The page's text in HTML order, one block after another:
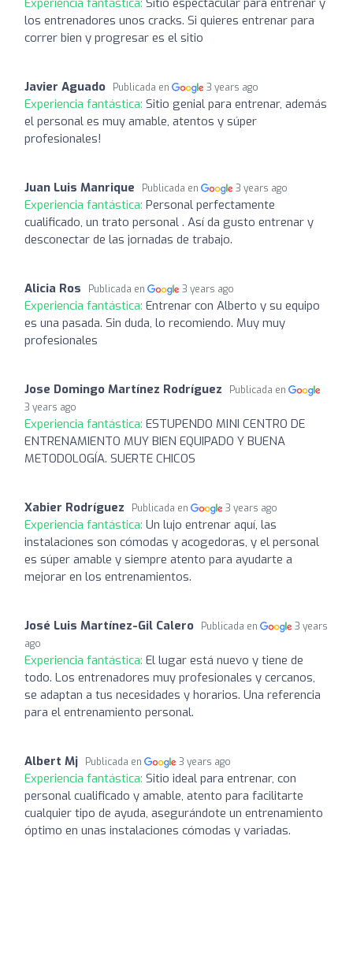
los entrenadores unos cracks. Si quieres entrenar para
correr bien y progresar es el sitio
Javier Aguado Publicada en 3 years ago
Experiencia fantástica: Sitio genial para entrenar, además
el personal es muy amable, atentos y súper
profesionales!
Juan Luis Manrique Publicada en 3 years ago
Experiencia fantástica: Personal perfectamente
cualificado, un trato personal . Así da gusto entrenar y
desconectar de las jornadas de trabajo.
Alicia Ros Publicada en 3 years ago
Experiencia fantástica: Entrenar con Alberto y su equipo
es una pasada. Sin duda, lo recomiendo. Muy muy
profesionales
Jose Domingo Martínez Rodríguez
Publicada en
3 years ago
Experiencia fantástica: ESTUPENDO MINI CENTRO DE
ENTRENAMIENTO MUY BIEN EQUIPADO Y BUENA
METODOLOGÍA. SUERTE CHICOS
Xabier Rodríguez Publicada en 3 years ago
Experiencia fantástica: Un lujo entrenar aquí, las
instalaciones son cómodas y acogedoras, y el personal
es súper amable y siempre atento para ayudarte a
mejorar en los entrenamientos.
José Luis Martínez-Gil Calero Publicada en
3 years
ago
Experiencia fantástica: El lugar está nuevo y tiene de
todo. Los entrenadores muy profesionales y cercanos,
se adaptan a tus necesidades y horarios. Una referencia
para el entrenamiento personal.
Albert Mj Publicada en 3 years ago
Experiencia fantástica: Sitio ideal para entrenar, con
personal cualificado y amable, atento para facilitarte
cualquier tipo de ayuda, asegurándote un entrenamiento
óptimo en unas instalaciones cómodas y variadas.